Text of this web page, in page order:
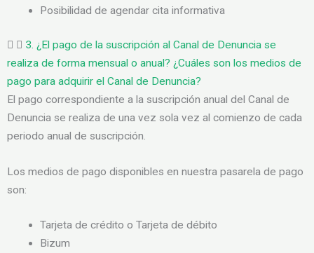
Posibilidad de agendar cita informativa
3. ¿El pago de la suscripción al Canal de Denuncia se
realiza de forma mensual o anual? ¿Cuáles son los medios de
pago para adquirir el Canal de Denuncia?
El pago correspondiente a la suscripción anual del Canal de
Denuncia se realiza de una vez sola vez al comienzo de cada
periodo anual de suscripción.
Los medios de pago disponibles en nuestra pasarela de pago
son:
Tarjeta de crédito o Tarjeta de débito
Bizum